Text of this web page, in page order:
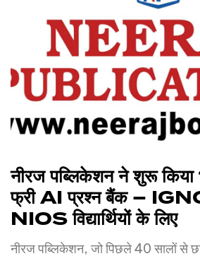
नीरजपब्लिकेशननेशुरूकिया
फ्रीAIप्रश्नबैंक–
NIOSविद्यार्थियोंकेलिए
नीरज पब्लिकेशन, जो पिछले 40 सालों से